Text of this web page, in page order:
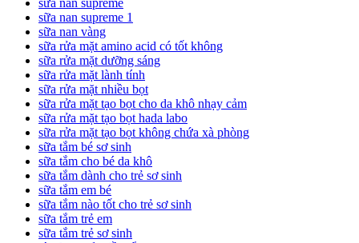
sữa nan supreme
sữa nan supreme 1
sữa nan vàng
sữa rửa mặt amino acid có tốt không
sữa rửa mặt dưỡng sáng
sữa rửa mặt lành tính
sữa rửa mặt nhiều bọt
sữa rửa mặt tạo bọt cho da khô nhạy cảm
sữa rửa mặt tạo bọt hada labo
sữa rửa mặt tạo bọt không chứa xà phòng
sữa tắm bé sơ sinh
sữa tắm cho bé da khô
sữa tắm dành cho trẻ sơ sinh
sữa tắm em bé
sữa tắm nào tốt cho trẻ sơ sinh
sữa tắm trẻ em
sữa tắm trẻ sơ sinh